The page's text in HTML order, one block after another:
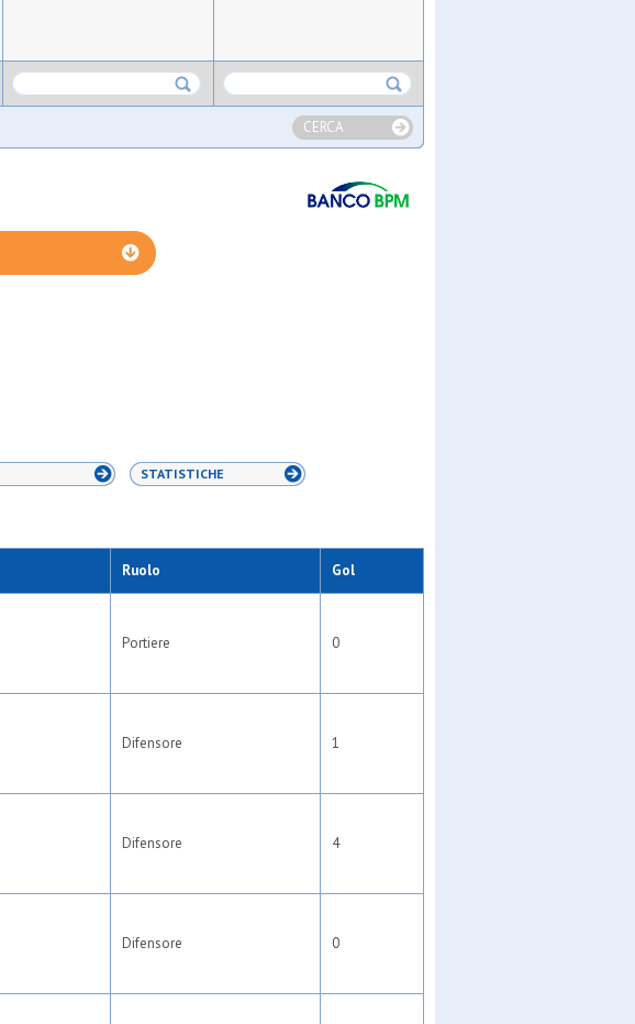
CERCA
STATISTICHE
Ruolo Gol
Portiere 0
Difensore 1
Difensore 4
Difensore 0